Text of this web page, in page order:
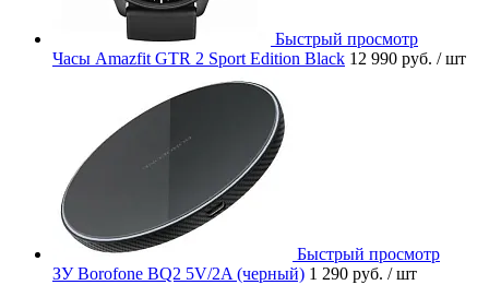
Быстрый просмотр
Часы Amazfit GTR 2 Sport Edition Black 12 990 руб. / шт
Быстрый просмотр
ЗУ Borofone BQ2 5V/2A (черный) 1 290 руб. / шт